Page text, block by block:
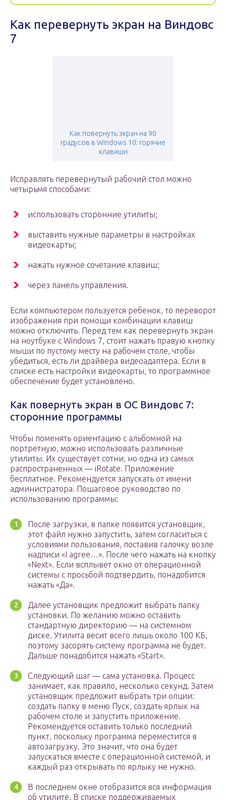
Как перевернуть экран на Виндовс
7
Как повернуть экран на 90
градусов в Windows 10: горячие
клавиши
Исправлять перевернутый рабочий стол можно
четырьмя способами:
использовать сторонние утилиты;
выставить нужные параметры в настройках
видеокарты;
нажать нужное сочетание клавиш;
через панель управления.
Если компьютером пользуется ребенок, то переворот
изображения при помощи комбинации клавиш
можно отключить. Перед тем как перевернуть экран
на ноутбуке с Windows 7, стоит нажать правую кнопку
мыши по пустому месту на рабочем столе, чтобы
убедиться, есть ли драйвера видеоадаптера. Если в
списке есть настройки видеокарты, то программное
обеспечение будет установлено.
Как повернуть экран в ОС Виндовс 7:
сторонние программы
Чтобы поменять ориентацию с альбомной на
портретную, можно использовать различные
утилиты. Их существует сотни, но одна из самых
распространенных — iRotate. Приложение
бесплатное. Рекомендуется запускать от имени
администратора. Пошаговое руководство по
использованию программы:
После загрузки, в папке появится установщик,
этот файл нужно запустить, затем согласиться с
условиями пользования, поставив галочку возле
надписи «I agree…». После чего нажать на кнопку
«Next». Если всплывет окно от операционной
системы с просьбой подтвердить, понадобится
нажать «Да».
Далее установщик предложит выбрать папку
установки. По желанию можно оставить
стандартную директорию — на системном
диске. Утилита весит всего лишь около 100 КБ,
поэтому засорять систему программа не будет.
Дальше понадобится нажать «Start».
Следующий шаг — сама установка. Процесс
занимает, как правило, несколько секунд. Затем
установщик предложит выбрать три опции:
создать папку в меню Пуск, создать ярлык на
рабочем столе и запустить приложение.
Рекомендуется оставить только последний
пункт, поскольку программа переместится в
автозагрузку. Это значит, что она будет
запускаться вместе с операционной системой, и
каждый раз открывать по ярлыку не нужно.
В последнем окне отобразится вся информация
об утилите. В списке поддерживаемых